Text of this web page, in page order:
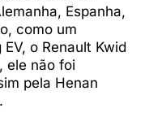
Espanha,
como um
o Renault Kwid
ele não foi
pela Henan